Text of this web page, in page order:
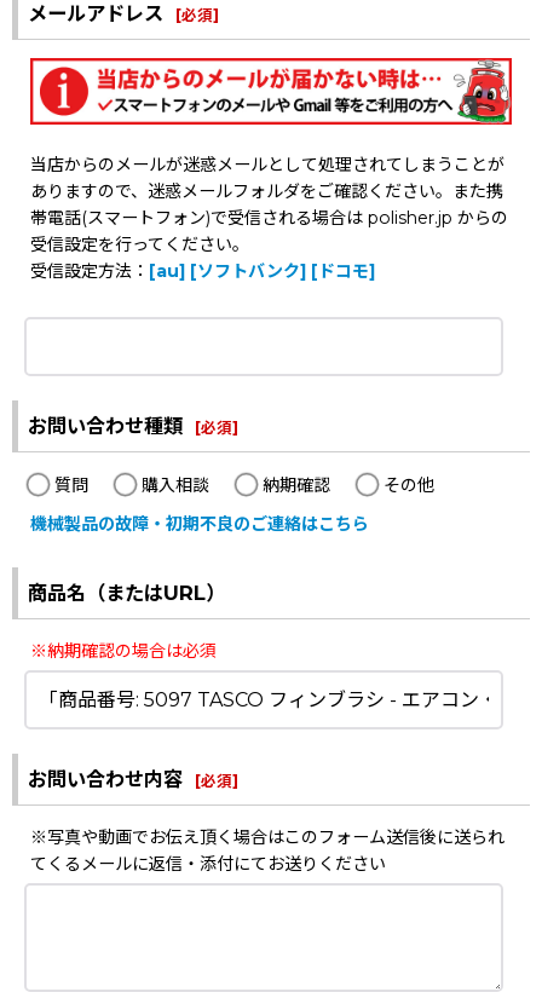
メールアドレス [必須]
当店からのメールが迷惑メールとして処理されてしまうことが
ありますので、迷惑メールフォルダをご確認ください。また携
帯電話(スマートフォン)で受信される場合は polisher.jp からの
受信設定を行ってください。
受信設定方法： [au] [ソフトバンク] [ドコモ]
お問い合わせ種類 [必須]
質問 購入相談 納期確認
その他
機械製品の故障・初期不良のご連絡はこちら
商品名（またはURL）
※納期確認の場合は必須
お問い合わせ内容 [必須]
※写真や動画でお伝え頂く場合はこのフォーム送信後に送られ
てくるメールに返信・添付にてお送りください